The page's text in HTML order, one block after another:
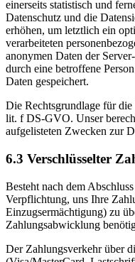
einerseits statistisch und
Datenschutz und die
erhöhen, um letztlich ein
verarbeiteten
anonymen Daten der
durch eine betroffene
Daten gespeichert.
Die Rechtsgrundlage für
lit. f DS-GVO. Unser
aufgelisteten Zwecken zur
6.3 Verschlüsselter
Besteht nach dem
Verpflichtung, uns Ihre
Einzugsermächtigung) zu
Zahlungsabwicklung
Der Zahlungsverkehr über